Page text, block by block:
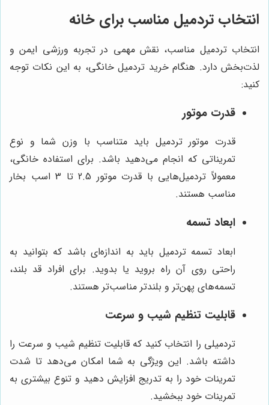
انتخاب تردمیل مناسب برای خانه
انتخاب تردمیل مناسب، نقش مهمی در تجربه ورزشی ایمن و
لذت‌بخش دارد. هنگام خرید تردمیل خانگی، به این نکات توجه
کنید:
قدرت موتور
قدرت موتور تردمیل باید متناسب با وزن شما و نوع
تمریناتی که انجام می‌دهید باشد. برای استفاده خانگی،
معمولاً تردمیل‌هایی با قدرت موتور 2.5 تا 3 اسب بخار
مناسب هستند.
ابعاد تسمه
ابعاد تسمه تردمیل باید به اندازه‌ای باشد که بتوانید به
راحتی روی آن راه بروید یا بدوید. برای افراد قد بلند،
تسمه‌های پهن‌تر و بلندتر مناسب‌تر هستند.
قابلیت تنظیم شیب و سرعت
تردمیلی را انتخاب کنید که قابلیت تنظیم شیب و سرعت را
داشته باشد. این ویژگی به شما امکان می‌دهد تا شدت
تمرینات خود را به تدریج افزایش دهید و تنوع بیشتری به
تمرینات خود ببخشید.